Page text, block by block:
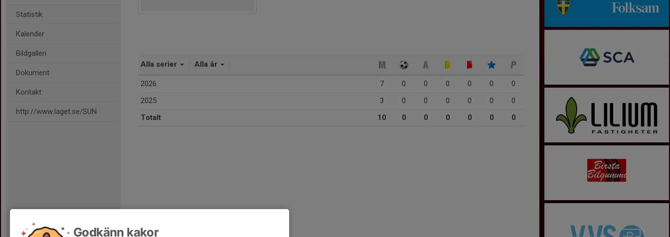
Statistik
Kalender
Bildgalleri
Dokument
Kontakt
http://www.laget.se/SUN
Alla serier Alla år
2026 7 0 0 0 0 0
0
2025
3 0 0 0 0 0
0
Totalt
10 0 0 0 0 0 0
Godkänn kakor